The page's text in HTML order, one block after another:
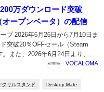
万ダウンロード突破
ープンベータ）の配信
プ 2026年6月26日から7月10日ま
突破20％OFFセール（Steam
また、2026年6月24日より、
ータ）が配信されました...
クリルスタンド Desktop Mate